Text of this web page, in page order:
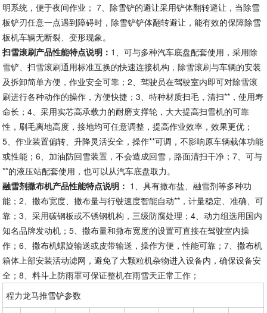
明系统，便于夜间作业； 7、除雪铲的避让采用铲体翻转避让，当除雪
板铲刃任意一点遇到障碍时，除雪铲铲体翻转避让，能有效的保障除雪
板机车辆无断裂、变形现象。
扫雪滚刷产品性能特点说明： 1、可与多种汽车底盘配套使用，采用除
雪铲、扫雪滚刷通用标准互换的快速连接机构，除雪滚刷与车辆的安装
及拆卸简单方便，作业安全可靠；2、驾驶员在驾驶室内即可对除雪滚
刷进行各种动作的操作，方便快捷；3、特种材质扫毛，清扫**，使用寿
命长；4、采用实芯高承载力的耐磨支撑轮，大大提高扫雪机的可靠
性，刷毛离地高度，接地均可任意调整，提高作业效率，效果更优；
5、作业装置偏转、升降灵活安全，操作**可调，不影响原车辆载体功能
或性能；6、加油防回雪装置，不会造成回雪，路面清扫干净；7、可与
**的液压站配套使用，也可以从汽车底盘取力。
融雪剂撒布机产品性能特点说明： 1、具有撒布盐、融雪剂等多种功
能；2、撒布宽度、撒布量与行驶速度智能自动**，计量稳定、准确、可
靠；3、采用碳钢板或不锈钢机构，三级防腐处理；4、动力组选用国内
知名品牌发动机；5、撒布量和撒布宽度的设置可直接在驾驶室内操
作；6、撒布机螺旋输送或皮带输送，操作方便，性能可靠；7、撒布机
箱体上部安装活动滤网，避免了大颗粒机杂物进入设备内，确保设备安
全；8、料斗上防雨罩可保证整机在雨雪天正常工作；
程力龙马推雪铲参数